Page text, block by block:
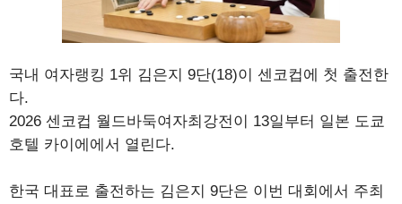
국내 여자랭킹 1위 김은지 9단(18)이 센코컵에 첫 출전한
다.
2026 센코컵 월드바둑여자최강전이 13일부터 일본 도쿄
호텔 카이에에서 열린다.
한국 대표로 출전하는 김은지 9단은 이번 대회에서 주최